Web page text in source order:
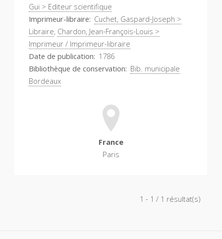
Gui > Editeur scientifique
Imprimeur-libraire Cuchet, Gaspard-Joseph >
Libraire, Chardon, Jean-François-Louis >
Imprimeur / Imprimeur-libraire
Date de publication 1786
Bibliothèque de conservation Bib. municipale
Bordeaux
France
Paris
1 - 1 / 1 résultat(s)